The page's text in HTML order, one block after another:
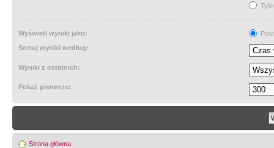
Wyświetl wyniki jako:
Sortuj wyniki według:
Wyniki z ostatnich:
Pokaż pierwsze:
Strona główna